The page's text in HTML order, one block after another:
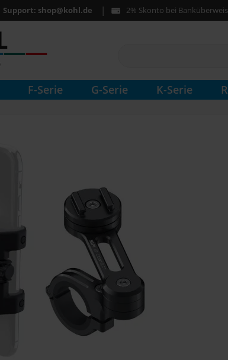
Support: shop@kohl.de 2% Skonto bei
F-Serie G-Serie K-Serie